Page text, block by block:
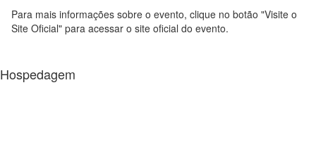
Para mais informações sobre o evento, clique no botão "Visite o
Site Oficial" para acessar o site oficial do evento.
Hospedagem